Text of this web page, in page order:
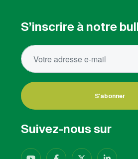
S’inscrire à notre
S'abonner
Suivez-nous sur